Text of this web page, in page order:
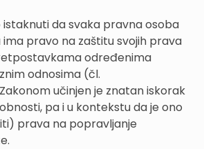
istaknuti da svaka pravna osoba
pravo na zaštitu svojih prava
određenima
odnosima (čl.
učinjen je znatan iskorak
pa i u kontekstu da je ono
prava na popravljanje